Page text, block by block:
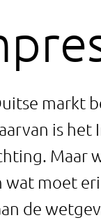
markt
is het
Maar
moet
de